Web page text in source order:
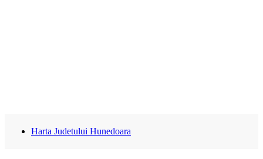
Harta Judetului Hunedoara